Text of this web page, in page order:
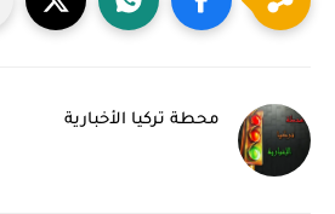
محطة تركيا الأخبارية